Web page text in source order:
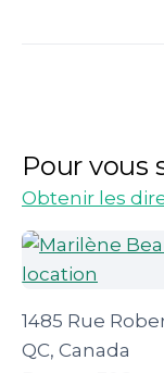
Pour vous
Obtenir les
1485 Rue
QC, Canada